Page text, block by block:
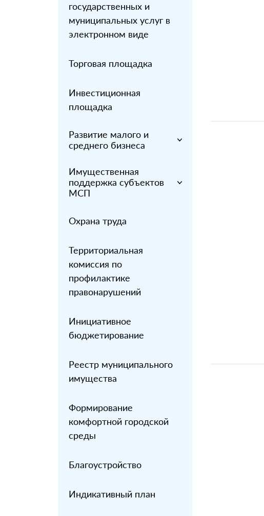
государственных и
муниципальных услуг в
электронном виде
Торговая площадка
Инвестиционная
площадка
Развитие малого и
среднего бизнеса
Имущественная
поддержка субъектов
МСП
Охрана труда
Территориальная
комиссия по
профилактике
правонарушений
Инициативное
бюджетирование
Реестр муниципального
имущества
Формирование
комфортной городской
среды
Благоустройство
Индикативный план